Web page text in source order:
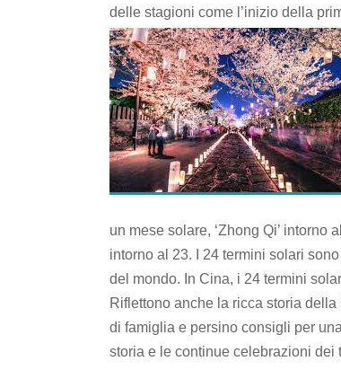
delle stagioni come l’inizio della
un mese solare, ‘Zhong Qi’ intorno
intorno al 23.
I 24 termini solari
del mondo. In Cina, i 24 termini
Riflettono anche la ricca storia
di famiglia e persino consigli per
storia e le continue celebrazioni